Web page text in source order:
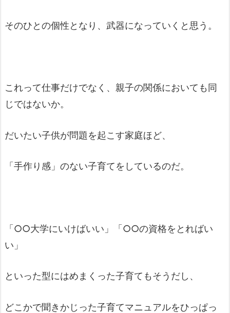
そのひとの個性となり、武器になっていくと思う。
これって仕事だけでなく、親子の関係においても同
じではないか。
だいたい子供が問題を起こす家庭ほど、
「手作り感」のない子育てをしているのだ。
「○○大学にいけばいい」「○○の資格をとればい
い」
といった型にはめまくった子育てもそうだし、
どこかで聞きかじった子育てマニュアルをひっぱっ